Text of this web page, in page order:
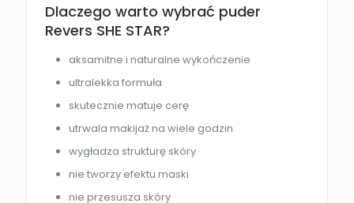
Dlaczego warto wybrać puder
Revers SHE STAR?
aksamitne i naturalne wykończenie
ultralekka formuła
skutecznie matuje cerę
utrwala makijaż na wiele godzin
wygładza strukturę skóry
nie tworzy efektu maski
nie przesusza skóry